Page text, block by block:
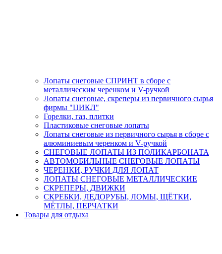
Лопаты снеговые СПРИНТ в сборе с
металлическим черенком и V-ручкой
Лопаты снеговые, скреперы из первичного сырья
фирмы "ЦИКЛ"
Горелки, газ, плитки
Пластиковые снеговые лопаты
Лопаты снеговые из первичного сырья в сборе с
алюминиевым черенком и V-ручкой
СНЕГОВЫЕ ЛОПАТЫ ИЗ ПОЛИКАРБОНАТА
АВТОМОБИЛЬНЫЕ СНЕГОВЫЕ ЛОПАТЫ
ЧЕРЕНКИ, РУЧКИ ДЛЯ ЛОПАТ
ЛОПАТЫ СНЕГОВЫЕ МЕТАЛЛИЧЕСКИЕ
СКРЕПЕРЫ, ДВИЖКИ
СКРЕБКИ, ЛЕДОРУБЫ, ЛОМЫ, ЩЁТКИ,
МЁТЛЫ, ПЕРЧАТКИ
Товары для отдыха